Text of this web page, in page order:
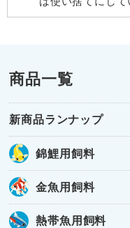
商品一覧
新商品ランナップ
錦鯉用飼料
金魚用飼料
熱帯魚用飼料